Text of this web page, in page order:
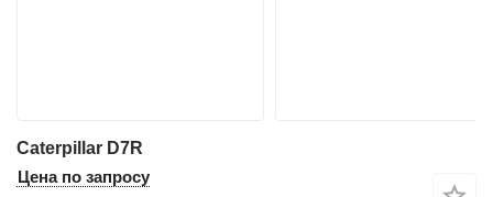
Caterpillar D7R
Цена по запросу